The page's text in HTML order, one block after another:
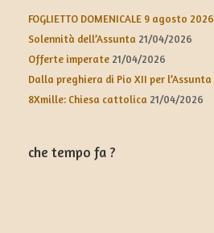
FOGLIETTO DOMENICALE 9 agosto 2026
Solennità dell’Assunta 21/04/2026
Offerte imperate 21/04/2026
Dalla preghiera di Pio XII per l’Assunta
8Xmille: Chiesa cattolica 21/04/2026
che tempo fa ?